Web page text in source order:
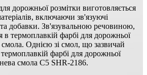
дорожньої розмітки виготовляється
включаючи зв'язуючі
добавки. Зв'язувальною речовиною,
в термоплавкій фарбі для дорожньої
смола. Однією зі смол, що зазвичай
фарбі для дорожньої
смола C5 SHR-2186.